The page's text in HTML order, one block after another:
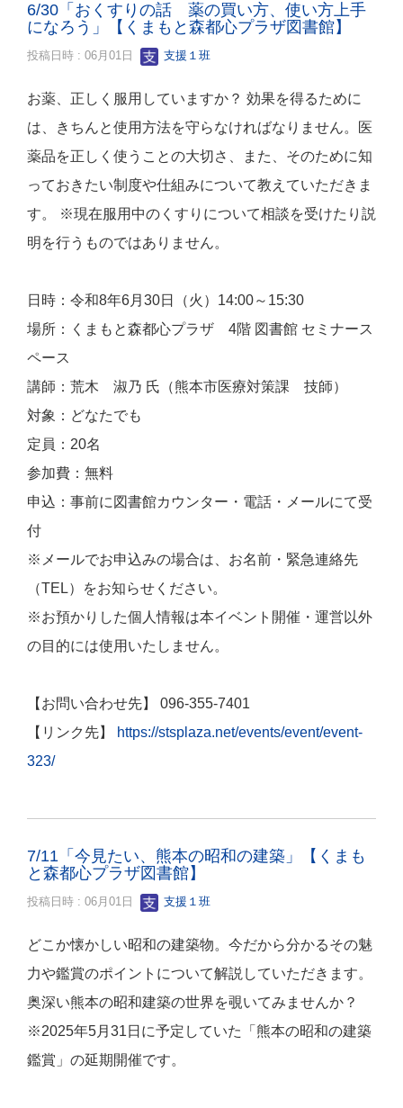
6/30「おくすりの話 薬の買い方、使い方上手
になろう」【くまもと森都心プラザ図書館】
投稿日時 : 06月01日 支援１班
お薬、正しく服用していますか？ 効果を得るために
は、きちんと使用方法を守らなければなりません。医
薬品を正しく使うことの大切さ、また、そのために知
っておきたい制度や仕組みについて教えていただきま
す。 ※現在服用中のくすりについて相談を受けたり説
明を行うものではありません。
日時：令和8年6月30日（火）14:00～15:30
場所：くまもと森都心プラザ 4階 図書館 セミナース
ペース
講師：荒木 淑乃 氏（熊本市医療対策課 技師）
対象：どなたでも
定員：20名
参加費：無料
申込：事前に図書館カウンター・電話・メールにて受
付
※メールでお申込みの場合は、お名前・緊急連絡先
（TEL）をお知らせください。
※お預かりした個人情報は本イベント開催・運営以外
の目的には使用いたしません。
【お問い合わせ先】 096-355-7401
【リンク先】
https://stsplaza.net/events/event/event-
323/
7/11「今見たい、熊本の昭和の建築」【くまも
と森都心プラザ図書館】
投稿日時 : 06月01日 支援１班
どこか懐かしい昭和の建築物。今だから分かるその魅
力や鑑賞のポイントについて解説していただきます。
奥深い熊本の昭和建築の世界を覗いてみませんか？
※2025年5月31日に予定していた「熊本の昭和の建築
鑑賞」の延期開催です。